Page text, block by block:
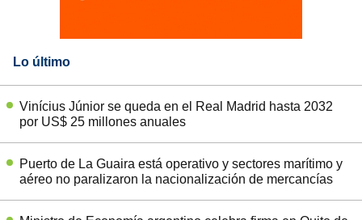
Lo último
Vinícius Júnior se queda en el Real Madrid hasta 2032
por US$ 25 millones anuales
Puerto de La Guaira está operativo y sectores marítimo y
aéreo no paralizaron la nacionalización de mercancías